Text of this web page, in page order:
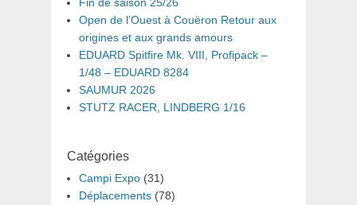
Open de l’Ouest à Couëron Retour aux
origines et aux grands amours
EDUARD Spitfire Mk. VIII, Profipack –
1/48 – EDUARD 8284
SAUMUR 2026
STUTZ RACER, LINDBERG 1/16
Catégories
Campi Expo (31)
Déplacements (78)